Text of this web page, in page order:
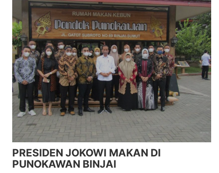
PRESIDEN JOKOWI MAKAN DI
PUNOKAWAN BINJAI